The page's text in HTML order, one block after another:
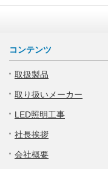
コンテンツ
取扱製品
取り扱いメーカー
LED照明工事
社長挨拶
会社概要